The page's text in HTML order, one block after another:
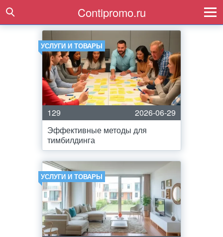
Contipromo.ru
УСЛУГИ И ТОВАРЫ
129
2026-06-29
Эффективные методы для
тимбилдинга
УСЛУГИ И ТОВАРЫ